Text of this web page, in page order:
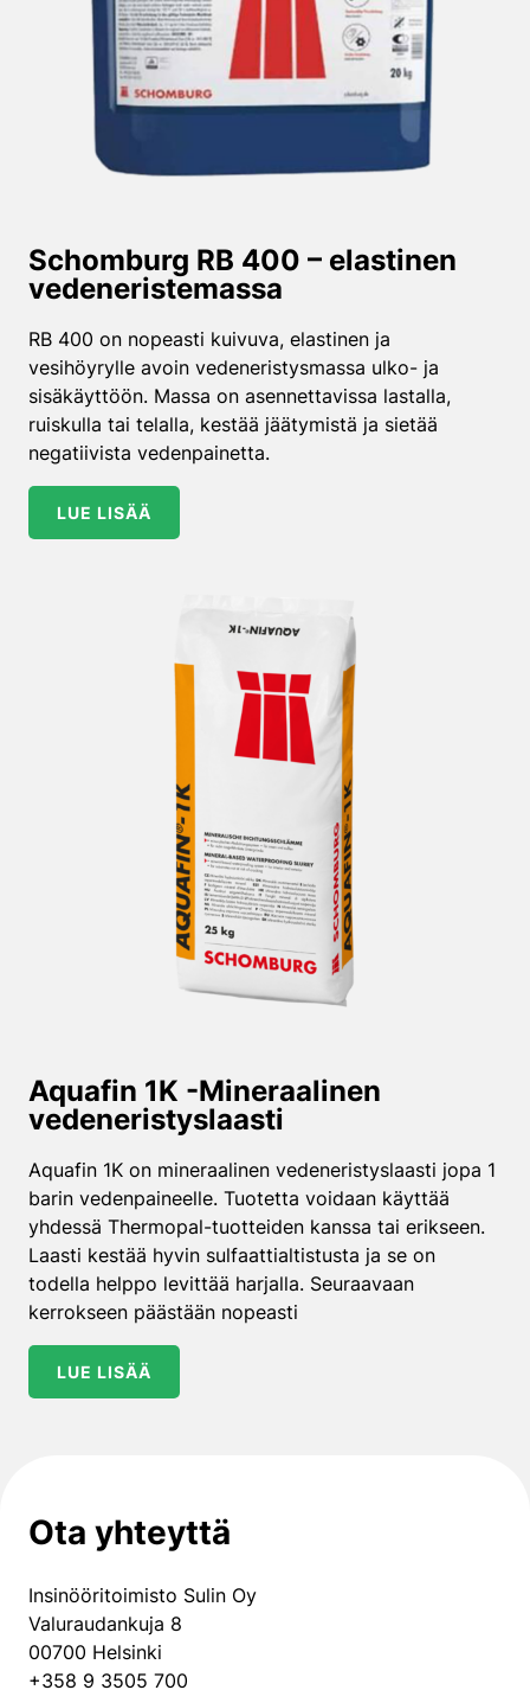
Schomburg RB 400 – elastinen
vedeneristemassa
RB 400 on nopeasti kuivuva, elastinen ja
vesihöyrylle avoin vedeneristysmassa ulko- ja
sisäkäyttöön. Massa on asennettavissa lastalla,
ruiskulla tai telalla, kestää jäätymistä ja sietää
negatiivista vedenpainetta.
LUE LISÄÄ
Aquafin 1K -Mineraalinen
vedeneristys­laasti
Aquafin 1K on mineraalinen vedeneristyslaasti jopa 1
barin vedenpaineelle. Tuotetta voidaan käyttää
yhdessä Thermopal-tuotteiden kanssa tai erikseen.
Laasti kestää hyvin sulfaattialtistusta ja se on
todella helppo levittää harjalla. Seuraavaan
kerrokseen päästään nopeasti
LUE LISÄÄ
Ota yhteyttä
Insinööritoimisto Sulin Oy
Valuraudankuja 8
00700 Helsinki
+358 9 3505 700